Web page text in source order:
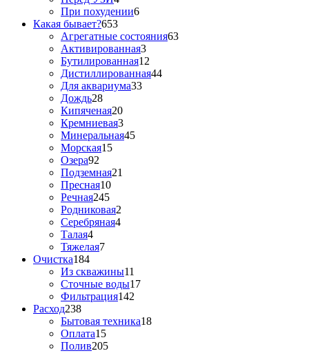
При похудении6
Какая бывает?653
Агрегатные состояния63
Активированная3
Бутилированная12
Дистиллированная44
Для аквариума33
Дождь28
Кипяченая20
Кремниевая3
Минеральная45
Морская15
Озера92
Подземная21
Пресная10
Речная245
Родниковая2
Серебряная4
Талая4
Тяжелая7
Очистка184
Из скважины11
Сточные воды17
Фильтрация142
Расход238
Бытовая техника18
Оплата15
Полив205